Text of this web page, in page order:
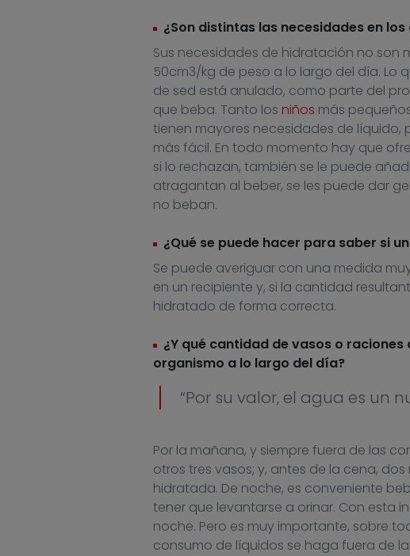
¿Son distintas las necesidades en los
Sus necesidades de hidratación no son
50cm3/kg de peso a lo largo del día. Lo
de sed está anulado, como parte del
que beba. Tanto los niños más
tienen mayores necesidades de líquido,
más fácil. En todo momento hay que
si lo rechazan, también se le puede
atragantan al beber, se les puede dar
no beban.
¿Qué se puede hacer para saber si
Se puede averiguar con una medida
en un recipiente y, si la cantidad
hidratado de forma correcta.
¿Y qué cantidad de vasos o
organismo a lo largo del día?
“Por su valor, el agua es un
Por la mañana, y siempre fuera de las
otros tres vasos; y, antes de la cena,
hidratada. De noche, es conveniente
tener que levantarse a orinar. Con esta
noche. Pero es muy importante, sobre
consumo de líquidos se haga fuera de